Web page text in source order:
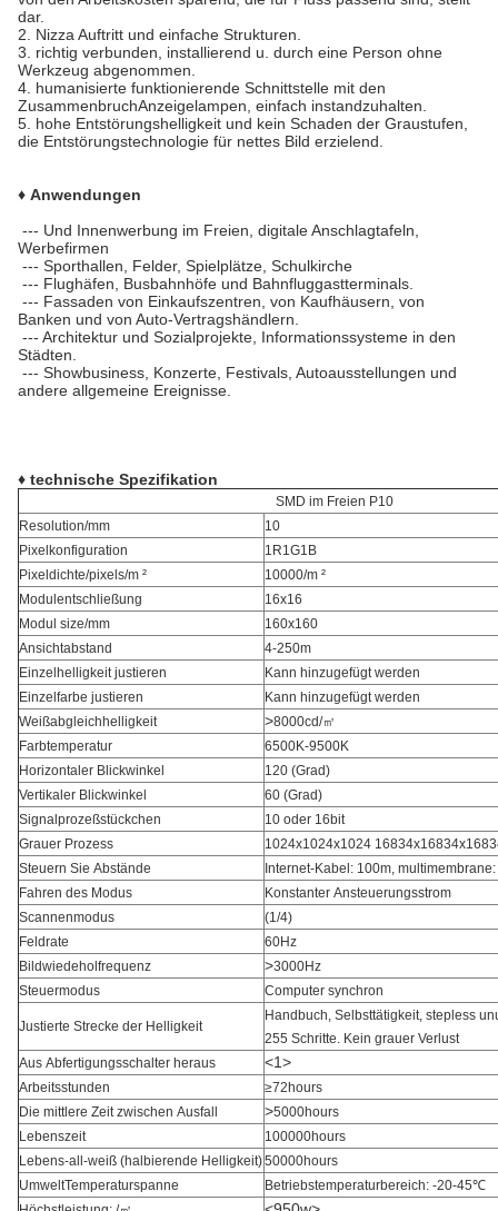
dar.
2. Nizza Auftritt und einfache Strukturen.
3. richtig verbunden, installierend u. durch eine Person ohne
Werkzeug abgenommen.
4. humanisierte funktionierende Schnittstelle mit den
ZusammenbruchAnzeigelampen, einfach instandzuhalten.
5. hohe Entstörungshelligkeit und kein Schaden der Graustufen,
die Entstörungstechnologie für nettes Bild erzielend.
♦ Anwendungen
--- Und Innenwerbung im Freien, digitale Anschlagtafeln,
Werbefirmen
--- Sporthallen, Felder, Spielplätze, Schulkirche
--- Flughäfen, Busbahnhöfe und Bahnfluggastterminals.
--- Fassaden von Einkaufszentren, von Kaufhäusern, von
Banken und von Auto-Vertragshändlern.
--- Architektur und Sozialprojekte, Informationssysteme in den
Städten.
--- Showbusiness, Konzerte, Festivals, Autoausstellungen und
andere allgemeine Ereignisse.
♦ technische Spezifikation
SMD im Freien P10
Resolution/mm
10
Pixelkonfiguration
1R1G1B
Pixeldichte/pixels/m ²
10000/m ²
Modulentschließung
16x16
Modul size/mm
160x160
Ansichtabstand
4-250m
Einzelhelligkeit justieren
Kann hinzugefügt werden
Einzelfarbe justieren
Kann hinzugefügt werden
Weißabgleichhelligkeit
>8000cd/㎡
Farbtemperatur
6500K-9500K
Horizontaler Blickwinkel
120 (Grad)
Vertikaler Blickwinkel
60 (Grad)
Signalprozeßstückchen
10 oder 16bit
Grauer Prozess
1024x1024x1024
Steuern Sie Abstände
Internet-Kabel: 100m,
Fahren des Modus
Konstanter Ansteuerungsstrom
Scannenmodus
(1/4)
Feldrate
60Hz
Bildwiedeholfrequenz
>3000Hz
Steuermodus
Computer synchron
Justierte Strecke der Helligkeit
Handbuch, Selbsttätigkeit, stepless
255 Schritte. Kein grauer Verlust
Aus Abfertigungsschalter heraus
<1>
Arbeitsstunden
≥72hours
Die mittlere Zeit zwischen Ausfall
>5000hours
Lebenszeit
100000hours
Lebens-all-weiß (halbierende Helligkeit)50000hours
UmweltTemperaturspanne
Betriebstemperaturbereich: -20-45℃